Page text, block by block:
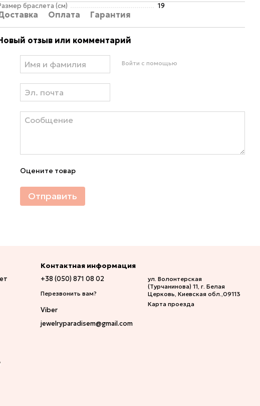
браслета (см) 19
Оплата Гарантия
отзыв или комментарий
Войти с помощью
Оцените товар
Отправить
Контактная информация
+38 (050) 871 08 02
Перезвонить вам?
Viber
jewelryparadisem@gmail.com
ул. Волонтерская
(Турчанинова) 11, г. Белая
Церковь, Киевская обл.,09113
Карта проезда